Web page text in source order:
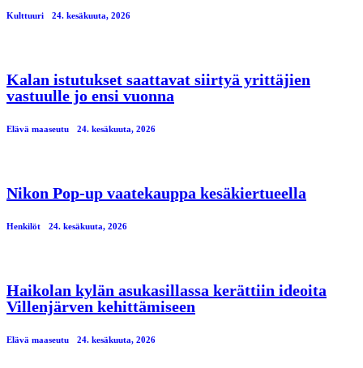
Kulttuuri 24. kesäkuuta, 2026
Kalan istutukset saattavat siirtyä yrittäjien
vastuulle jo ensi vuonna
Elävä maaseutu 24. kesäkuuta, 2026
Nikon Pop-up vaatekauppa kesäkiertueella
Henkilöt 24. kesäkuuta, 2026
Haikolan kylän asukasillassa kerättiin ideoita
Villenjärven kehittämiseen
Elävä maaseutu 24. kesäkuuta, 2026